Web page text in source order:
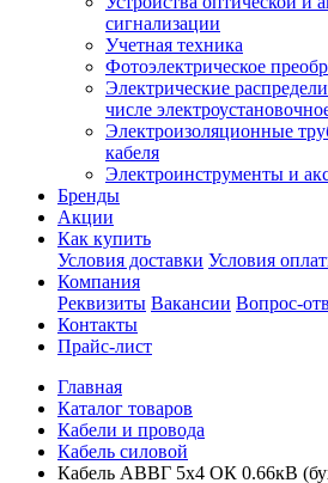
сигнализации
Учетная техника
Фотоэлектрическое
Электрические
числе
Электроизоляционные
кабеля
Электроинструменты и
Бренды
Акции
Как купить
Условия доставки Условия
Компания
Реквизиты Вакансии Вопрос-
Контакты
Прайс-лист
Главная
Каталог товаров
Кабели и провода
Кабель силовой
Кабель АВВГ 5х4 ОК 0.66кВ